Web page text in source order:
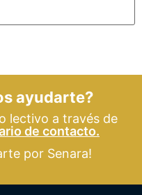
ayudarte?
lectivo a través de
de contacto.
por Senara!